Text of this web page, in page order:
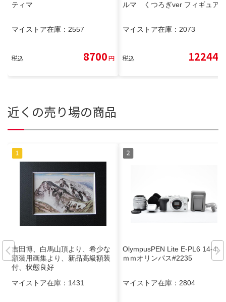
ティマ
マイストア在庫： 2557
税込 8700円
ルマ くつろぎver フィギュア
マイストア在庫： 2073
税込 12244
近くの売り場の商品
吉田博、白馬山頂より、希少な
額装用画集より、新品高級額装
付、状態良好
マイストア在庫： 1431
OlympusPEN Lite E-PL6 14-42
ｍｍオリンパス#2235
マイストア在庫： 2804